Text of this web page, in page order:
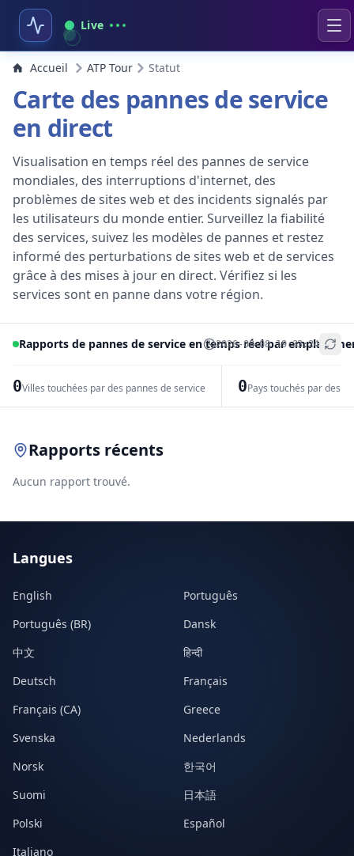
Live
Accueil ATP Tour Statut
Carte des pannes de service
en direct
Visualisation en temps réel des pannes de service
mondiales, des interruptions d'internet, des
problèmes de sites web et des incidents signalés par
les utilisateurs du monde entier. Surveillez la fiabilité
des services, suivez les modèles de pannes et restez
informé des perturbations de sites web et de services
grâce à des mises à jour en direct. Vérifiez si les
services sont en panne dans votre région.
Rapports de pannes de service en temps réel par
2026-08-08 19:33:24
0Villes touchées par des pannes de service 0Pays touchés par des
+
Rapports récents
Aucun rapport trouvé.
Langues
English
Português
Português (BR)
Dansk
中文
हिन्दी
Deutsch
Français
Français (CA)
Greece
Svenska
Nederlands
Norsk
한국어
Suomi
日本語
Polski
Español
Italiano